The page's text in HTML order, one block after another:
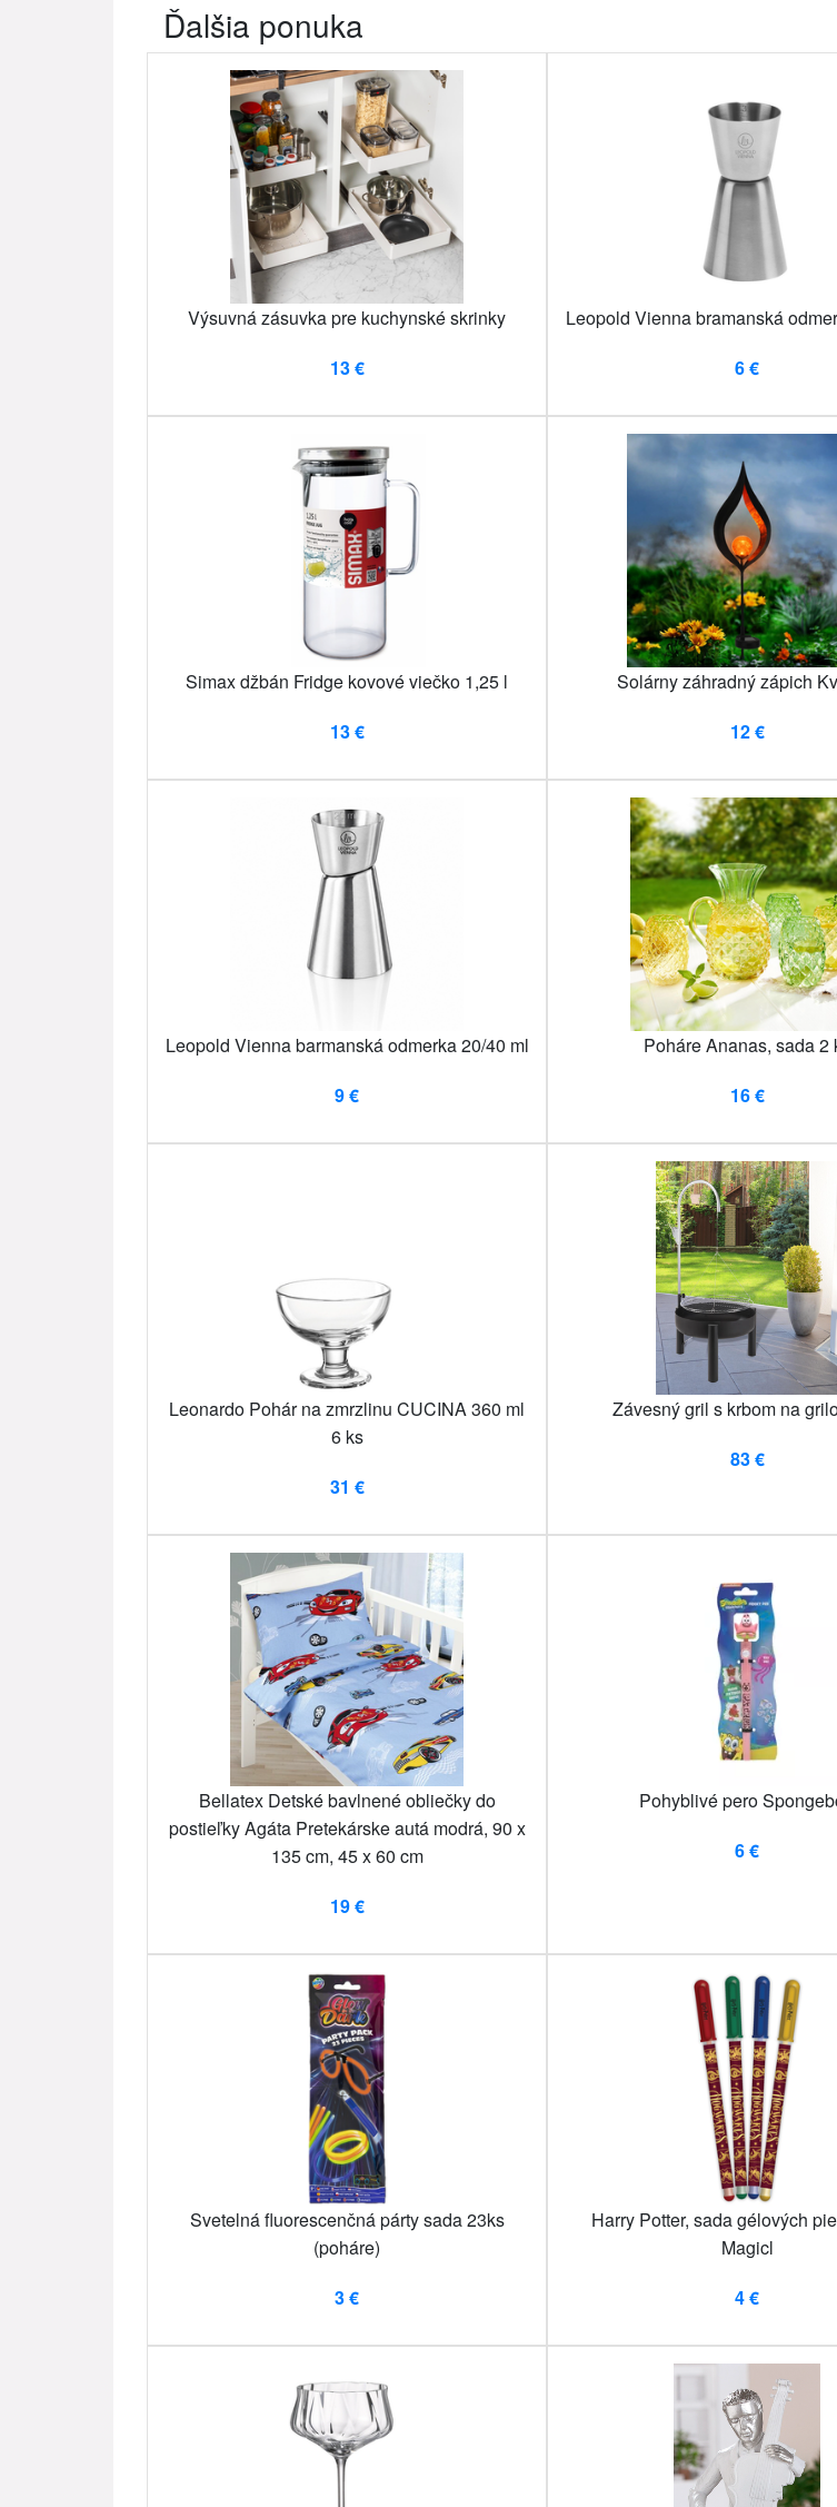
Ďalšia ponuka
Výsuvná zásuvka pre kuchynské skrinky
13 €
Leopold Vienna bramanská
6 €
Simax džbán Fridge kovové viečko 1,25 l
13 €
Solárny záhradný zápich
12 €
Leopold Vienna barmanská odmerka 20/40 ml
9 €
Poháre Ananas, sada 2
16 €
Leonardo Pohár na zmrzlinu CUCINA 360 ml
6 ks
31 €
Závesný gril s krbom na
83 €
Bellatex Detské bavlnené obliečky do
postieľky Agáta Pretekárske autá modrá, 90 x
135 cm, 45 x 60 cm
19 €
Pohyblivé pero
6 €
Svetelná fluorescenčná párty sada 23ks
(poháre)
3 €
Harry Potter, sada gélových
Magicl
4 €